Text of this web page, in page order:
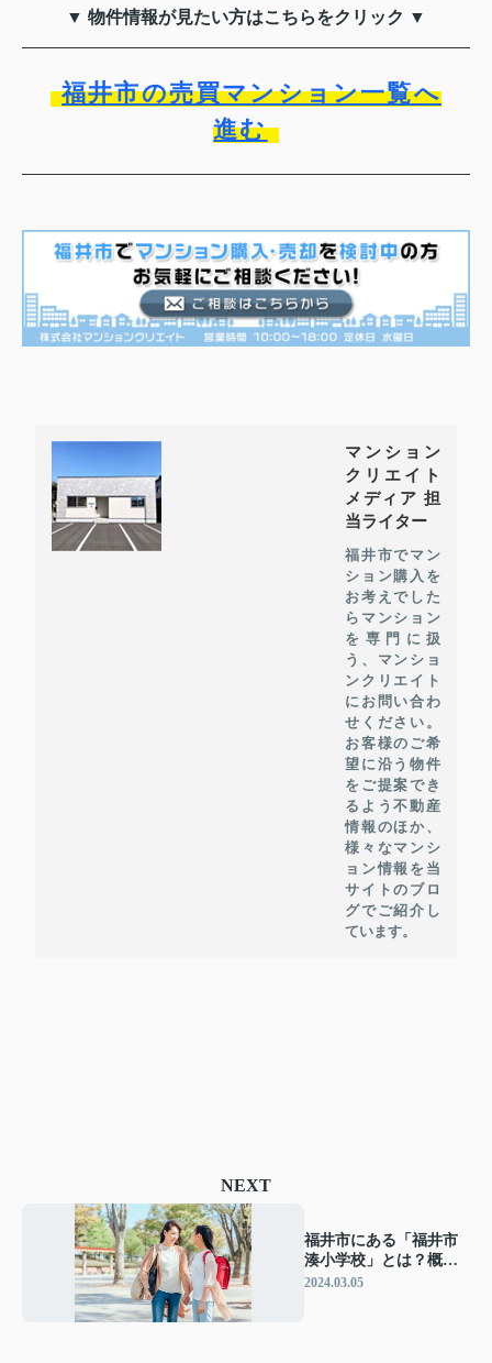
▼ 物件情報が見たい方はこちらをクリック ▼
福井市の売買マンション一覧へ
進む
マンション
クリエイト
メディア 担
当ライター
福井市でマン
ション購入を
お考えでした
らマンション
を専門に扱
う、マンショ
ンクリエイト
にお問い合わ
せください。
お客様のご希
望に沿う物件
をご提案でき
るよう不動産
情報のほか、
様々なマンシ
ョン情報を当
サイトのブロ
グでご紹介し
ています。
NEXT
福井市にある「福井市
湊小学校」とは？概要
と特徴について
2024.03.05